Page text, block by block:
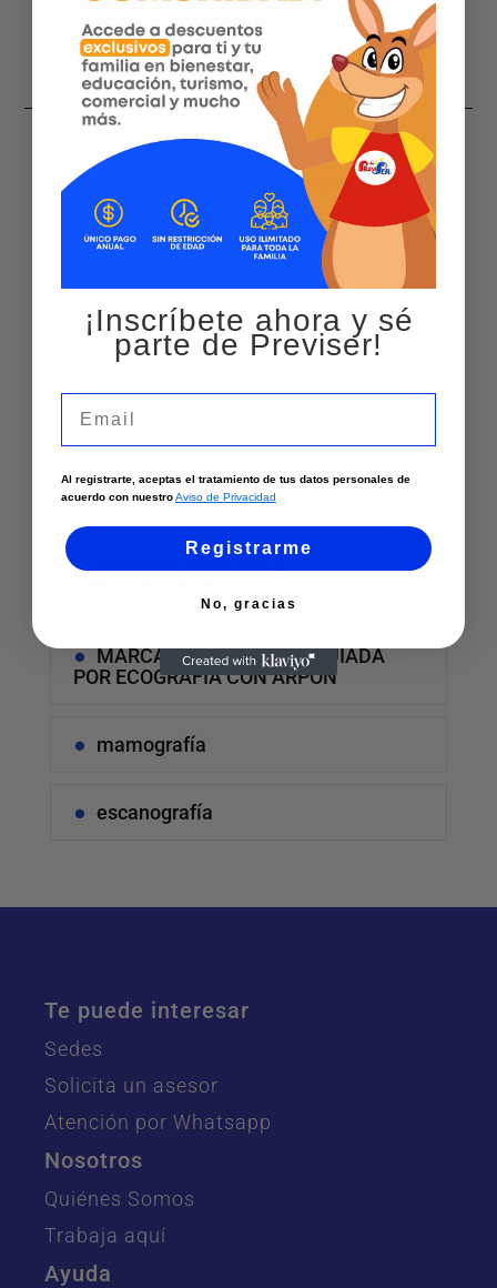
¿Qué servicios ofrecemos?
ecografía de mama
ECOGRAFIA DOPPLER DE VASOS
ARTERIALES
ecografía obstétrica
ECOGRAFIA PELVICA
MARCACION DE MAMA GUIADA
POR ECOGRAFIA CON ARPON
mamografía
escanografía
Te puede interesar
Sedes
Solicita un asesor
Atención por Whatsapp
Nosotros
Quiénes Somos
Trabaja aquí
Ayuda
¡Inscríbete ahora y sé
parte de Previser!
Al registrarte, aceptas el tratamiento de tus datos personales de
acuerdo con nuestroAviso de Privacidad
Registrarme
No, gracias